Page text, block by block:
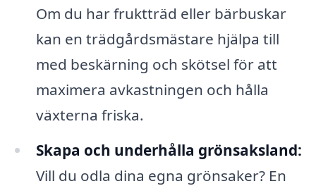
Om du har fruktträd eller bärbuskar
kan en trädgårdsmästare hjälpa till
med beskärning och skötsel för att
maximera avkastningen och hålla
växterna friska.
Skapa och underhålla grönsaksland:
Vill du odla dina egna grönsaker? En